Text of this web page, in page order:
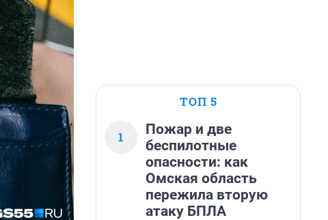
ТОП 5
1
Пожар и две
беспилотные
опасности: как
Омская область
пережила вторую
атаку БПЛА